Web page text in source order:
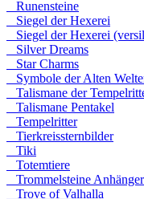
Runensteine
Siegel der Hexerei
Siegel der Hexerei
Silver Dreams
Star Charms
Symbole der Alten
Talismane der
Talismane Pentakel
Tempelritter
Tierkreissternbilder
Tiki
Totemtiere
Trommelsteine Anhänger
Trove of Valhalla